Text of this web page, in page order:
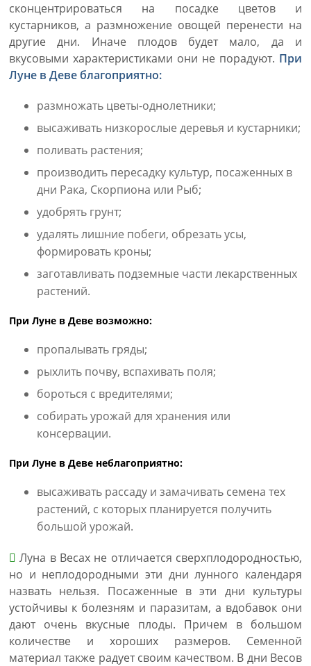
сконцентрироваться на посадке цветов и
кустарников, а размножение овощей перенести на
другие дни. Иначе плодов будет мало, да и
вкусовыми характеристиками они не порадуют. При
Луне в Деве благоприятно:
размножать цветы-однолетники;
высаживать низкорослые деревья и кустарники;
поливать растения;
производить пересадку культур, посаженных в
дни Рака, Скорпиона или Рыб;
удобрять грунт;
удалять лишние побеги, обрезать усы,
формировать кроны;
заготавливать подземные части лекарственных
растений.
При Луне в Деве возможно:
пропалывать гряды;
рыхлить почву, вспахивать поля;
бороться с вредителями;
собирать урожай для хранения или
консервации.
При Луне в Деве неблагоприятно:
высаживать рассаду и замачивать семена тех
растений, с которых планируется получить
большой урожай.
Луна в Весах не отличается сверхплодородностью,
но и неплодородными эти дни лунного календаря
назвать нельзя. Посаженные в эти дни культуры
устойчивы к болезням и паразитам, а вдобавок они
дают очень вкусные плоды. Причем в большом
количестве и хороших размеров. Семенной
материал также радует своим качеством. В дни Весов